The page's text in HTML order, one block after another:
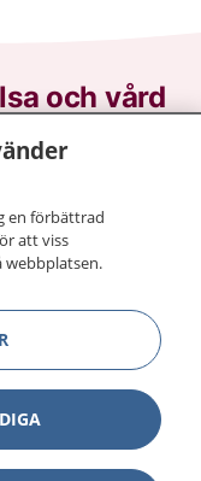
och vård
information om
kan kontakta.
göra dina
för
Visa
en förbättrad
att viss
webbplatsen.